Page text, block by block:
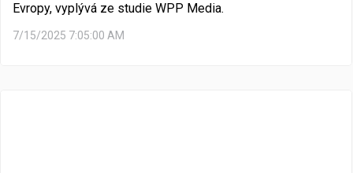
Evropy, vyplývá ze studie WPP Media.
7/15/2025 7:05:00 AM